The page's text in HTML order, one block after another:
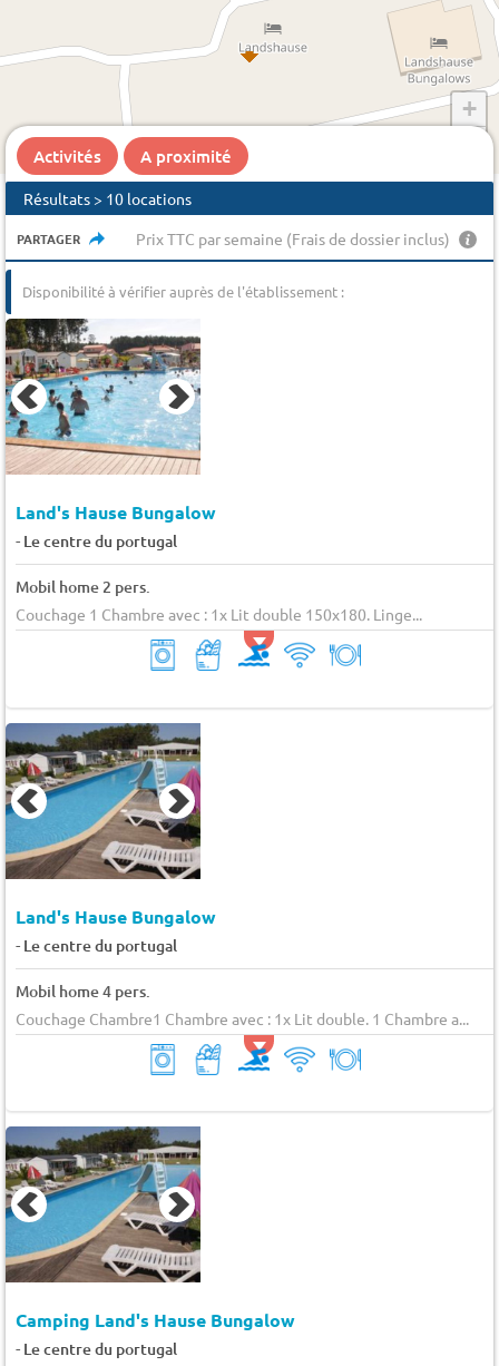
+
Activités A proximité
Résultats > 10 locations
PARTAGER Prix TTC par semaine (Frais de dossier inclus)
Disponibilité à vérifier auprès de l'établissement :
Land's Hause Bungalow
- Le centre du portugal
Mobil home 2 pers.
Couchage 1 Chambre avec : 1x Lit double 150x180. Linge...
Land's Hause Bungalow
- Le centre du portugal
Mobil home 4 pers.
Couchage Chambre1 Chambre avec : 1x Lit double. 1 Chambre a...
Camping Land's Hause Bungalow
- Le centre du portugal